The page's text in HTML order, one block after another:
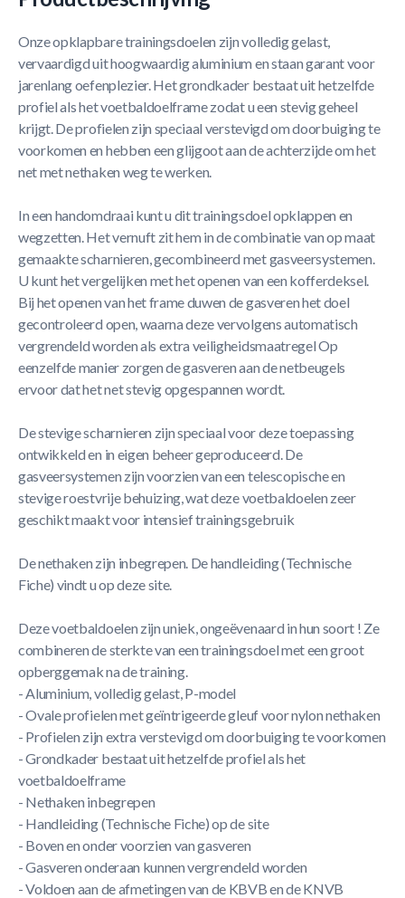
Onze opklapbare trainingsdoelen zijn volledig gelast,
vervaardigd uit hoogwaardig aluminium en staan garant voor
jarenlang oefenplezier. Het grondkader bestaat uit hetzelfde
profiel als het voetbaldoelframe zodat u een stevig geheel
krijgt. De profielen zijn speciaal verstevigd om doorbuiging te
voorkomen en hebben een glijgoot aan de achterzijde om het
net met nethaken weg te werken.
In een handomdraai kunt u dit trainingsdoel opklappen en
wegzetten. Het vernuft zit hem in de combinatie van op maat
gemaakte scharnieren, gecombineerd met gasveersystemen.
U kunt het vergelijken met het openen van een kofferdeksel.
Bij het openen van het frame duwen de gasveren het doel
gecontroleerd open, waarna deze vervolgens automatisch
vergrendeld worden als extra veiligheidsmaatregel Op
eenzelfde manier zorgen de gasveren aan de netbeugels
ervoor dat het net stevig opgespannen wordt.
De stevige scharnieren zijn speciaal voor deze toepassing
ontwikkeld en in eigen beheer geproduceerd. De
gasveersystemen zijn voorzien van een telescopische en
stevige roestvrije behuizing, wat deze voetbaldoelen zeer
geschikt maakt voor intensief trainingsgebruik
De nethaken zijn inbegrepen. De handleiding (Technische
Fiche) vindt u op deze site.
Deze voetbaldoelen zijn uniek, ongeëvenaard in hun soort ! Ze
combineren de sterkte van een trainingsdoel met een groot
opberggemak na de training.
- Aluminium, volledig gelast, P-model
- Ovale profielen met geïntrigeerde gleuf voor nylon nethaken
- Profielen zijn extra verstevigd om doorbuiging te voorkomen
- Grondkader bestaat uit hetzelfde profiel als het
voetbaldoelframe
- Nethaken inbegrepen
- Handleiding (Technische Fiche) op de site
- Boven en onder voorzien van gasveren
- Gasveren onderaan kunnen vergrendeld worden
- Voldoen aan de afmetingen van de KBVB en de KNVB